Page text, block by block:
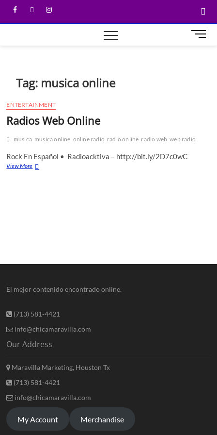
M
e
Tag: musica online
ENTERTAINMENT
Radios Web Online
musica musica online online radio radio online radio web web radio
Rock En Español • Radioacktiva – http://bit.ly/2D7c0wC
View More
El mejor contenido encontrado online.
(713) 581-4421
info@chicamaravilla.com
Our Address
Maravilla Marketing, Houston Tx
(713) 581-4421
info@chicamaravilla.com
My Account Merchandise